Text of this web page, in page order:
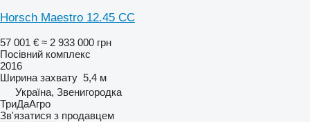
Horsch Maestro 12.45 CC
57 001 € ≈ 2 933 000 грн
Посівний комплекс
2016
Ширина захвату 5,4 м
Україна, Звенигородка
ТриДаАгро
Зв'язатися з продавцем